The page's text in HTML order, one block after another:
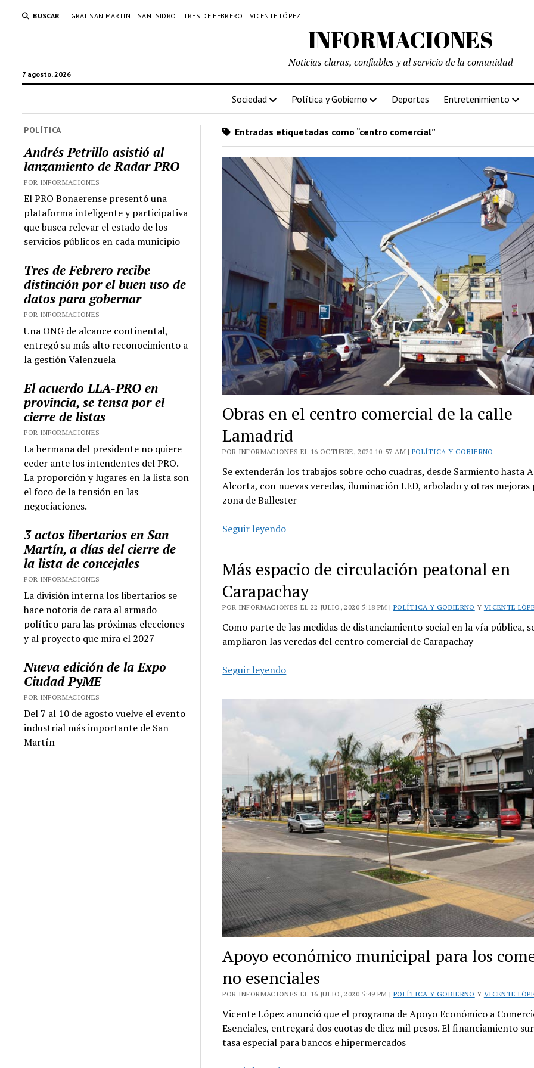
BUSCAR GRAL SAN MARTÍN SAN ISIDRO TRES DE FEBRERO VICENTE LÓPEZ
INFORMACIONES
7 agosto, 2026
Noticias claras, confiables y al servicio de la comunidad
Sociedad Política y Gobierno Deportes Entretenimiento
POLÍTICA
Andrés Petrillo asistió al
lanzamiento de Radar PRO
POR INFORMACIONES
El PRO Bonaerense presentó una
plataforma inteligente y participativa
que busca relevar el estado de los
servicios públicos en cada municipio
Tres de Febrero recibe
distinción por el buen uso de
datos para gobernar
POR INFORMACIONES
Una ONG de alcance continental,
entregó su más alto reconocimiento a
la gestión Valenzuela
El acuerdo LLA-PRO en
provincia, se tensa por el
cierre de listas
POR INFORMACIONES
La hermana del presidente no quiere
ceder ante los intendentes del PRO.
La proporción y lugares en la lista son
el foco de la tensión en las
negociaciones.
3 actos libertarios en San
Martín, a días del cierre de
la lista de concejales
POR INFORMACIONES
La división interna los libertarios se
hace notoria de cara al armado
político para las próximas elecciones
y al proyecto que mira el 2027
Nueva edición de la Expo
Ciudad PyME
POR INFORMACIONES
Del 7 al 10 de agosto vuelve el evento
industrial más importante de San
Martín
Entradas etiquetadas como “centro comercial”
Obras en el centro comercial de la calle
Lamadrid
POR INFORMACIONES EL 16 OCTUBRE, 2020 10:57 AM | POLÍTICA Y GOBIERNO
Se extenderán los trabajos sobre ocho cuadras, desde Sarmiento hasta
Alcorta, con nuevas veredas, iluminación LED, arbolado y otras mejoras
zona de Ballester
Seguir leyendoObras
centro
de
la
calle
Lamadrid
Más espacio de circulación peatonal en
Carapachay
POR INFORMACIONES EL 22 JULIO, 2020 5:18 PM | POLÍTICA Y GOBIERNO Y VICENTE
Como parte de las medidas de distanciamiento social en la vía pública,
ampliaron las veredas del centro comercial de Carapachay
Seguir leyendoMás
de
Carapachay
Apoyo económico municipal para los
no esenciales
POR INFORMACIONES EL 16 JULIO, 2020 5:49 PM | POLÍTICA Y GOBIERNO Y VICENTE
Vicente López anunció que el programa de Apoyo Económico a
Esenciales, entregará dos cuotas de diez mil pesos. El financiamiento
tasa especial para bancos e hipermercados